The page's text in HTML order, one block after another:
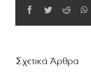
Facebook
TwitterReddit
Σχετικά Άρθρα